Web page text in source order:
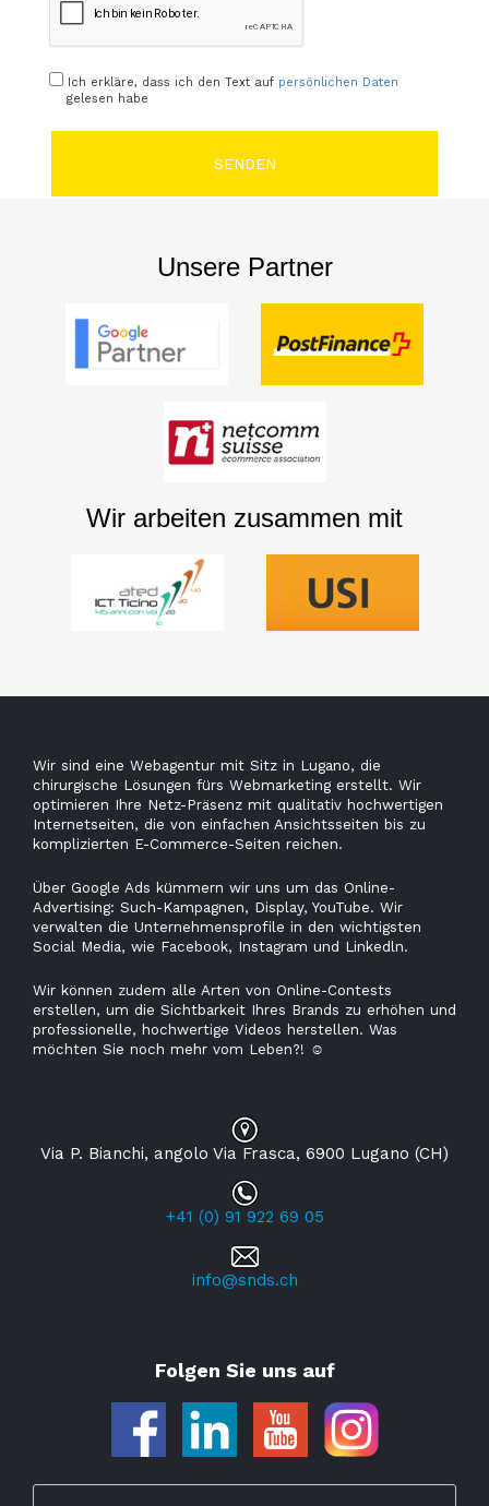
Ich erkläre, dass ich den Text auf persönlichen Daten
gelesen habe
SENDEN
Unsere Partner
Wir arbeiten zusammen mit
Wir sind eine Webagentur mit Sitz in Lugano, die
chirurgische Lösungen fürs Webmarketing erstellt. Wir
optimieren Ihre Netz-Präsenz mit qualitativ hochwertigen
Internetseiten, die von einfachen Ansichtsseiten bis zu
komplizierten E-Commerce-Seiten reichen.
Über Google Ads kümmern wir uns um das Online-
Advertising: Such-Kampagnen, Display, YouTube. Wir
verwalten die Unternehmensprofile in den wichtigsten
Social Media, wie Facebook, Instagram und Linkedln.
Wir können zudem alle Arten von Online-Contests
erstellen, um die Sichtbarkeit Ihres Brands zu erhöhen und
professionelle, hochwertige Videos herstellen. Was
möchten Sie noch mehr vom Leben?! ☺
Via P. Bianchi, angolo Via Frasca, 6900 Lugano (CH)
+41 (0) 91 922 69 05
info@snds.ch
Folgen Sie uns auf